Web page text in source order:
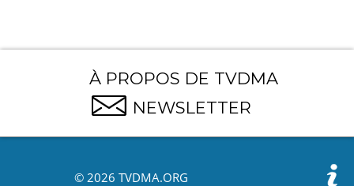
À PROPOS DE TVDMA
NEWSLETTER
© 2026 TVDMA.ORG